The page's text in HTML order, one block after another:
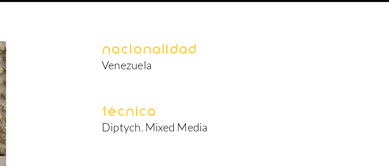
Nacionalidad
Venezuela
Técnica
Diptych. Mixed Media